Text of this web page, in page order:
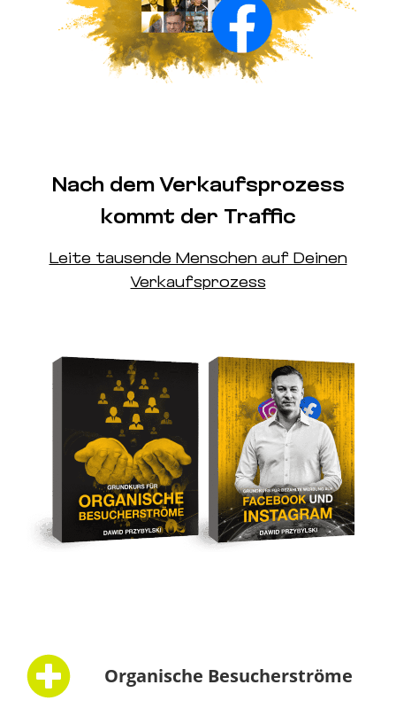
Nach dem Verkaufsprozess
kommt der Traffic
Leite tausende Menschen auf Deinen
Verkaufsprozess
Organische Besucherströme